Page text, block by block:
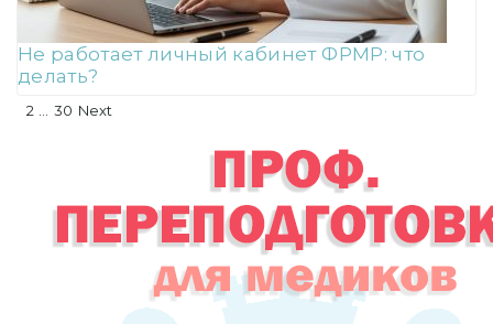
Не работает личный кабинет ФРМР: что
делать?
Пагинация
записей
2 30 Next